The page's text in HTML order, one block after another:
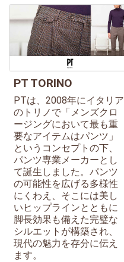
PT TORINO
PTは、2008年にイタリア
のトリノで「メンズクロ
ージングにおいて最も重
要なアイテムはパンツ」
というコンセプトの下、
パンツ専業メーカーとし
て誕生しました。パンツ
の可能性を広げる多様性
にくわえ、そこには美し
いヒップラインとともに
脚長効果も備えた完璧な
シルエットが構築され、
現代の魅力を存分に伝え
ます。